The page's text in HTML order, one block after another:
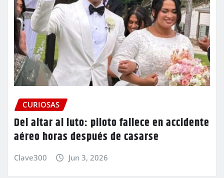
CURIOSAS
Del altar al luto: piloto fallece en accidente
aéreo horas después de casarse
Clave300 Jun 3, 2026